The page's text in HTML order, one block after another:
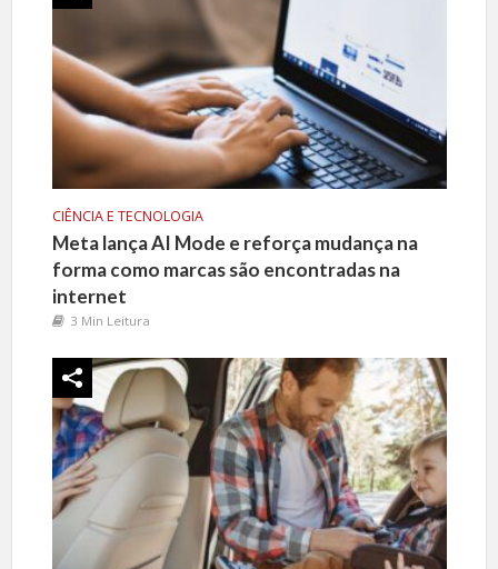
CIÊNCIA E TECNOLOGIA
Meta lança AI Mode e reforça mudança na
forma como marcas são encontradas na
internet
3 Min Leitura